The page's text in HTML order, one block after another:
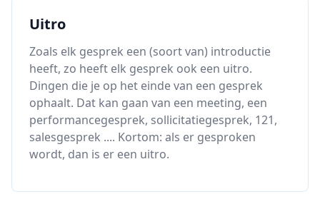
Uitro
Zoals elk gesprek een (soort van) introductie
heeft, zo heeft elk gesprek ook een uitro.
Dingen die je op het einde van een gesprek
ophaalt. Dat kan gaan van een meeting, een
performancegesprek, sollicitatiegesprek, 121,
salesgesprek .... Kortom: als er gesproken
wordt, dan is er een uitro.